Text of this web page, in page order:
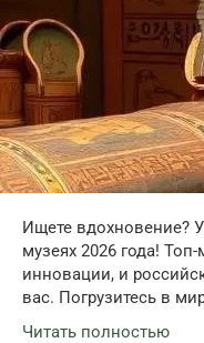
Ищете вдохновение?
музеях 2026 года!
инновации, и
вас. Погрузитесь в
Читать полностью